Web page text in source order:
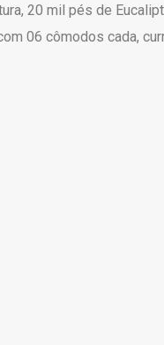
20 mil pés de
06 cômodos cada,